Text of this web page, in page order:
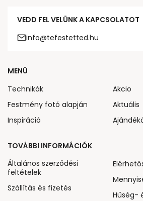
VEDD FEL VELÜNK A KAPCSOLATOT
info@tefestetted.hu
MENÜ
Technikák
Festmény fotó alapján
Inspiráció
Akcio
Aktuális
TOVÁBBI INFORMÁCIÓK
Általános szerződési
feltételek
Szállítás és fizetés
Hűség-